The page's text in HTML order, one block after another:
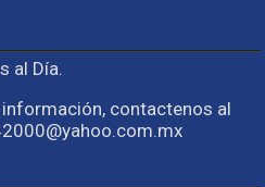
al Día.
contactenos al